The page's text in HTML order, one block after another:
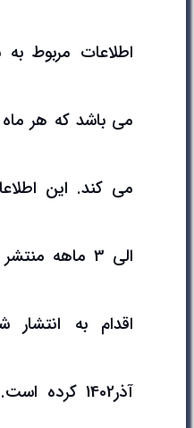
اطلاعات مربوط
می باشد که هر ماه
الی 3 ماهه
اقدام به
آذر1402 کرده است. در مقاله ی